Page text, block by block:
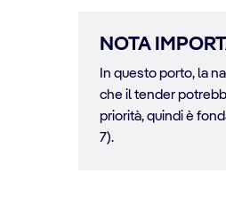
NOTA
In questo porto, la
che il tender
priorità, quindi è
7).